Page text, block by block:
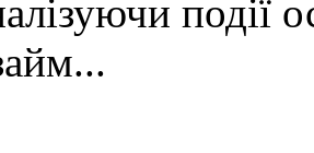
події